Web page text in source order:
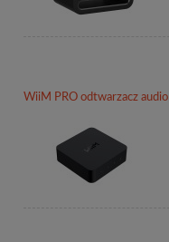
WiiM PRO odtwarzacz audio